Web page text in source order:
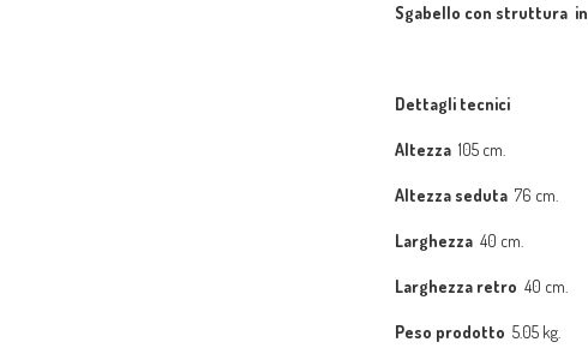
Sgabello con struttura
Dettagli tecnici
Altezza 105 cm.
Altezza seduta 76 cm.
Larghezza 40 cm.
Larghezza retro 40 cm.
Peso prodotto 5.05 kg.